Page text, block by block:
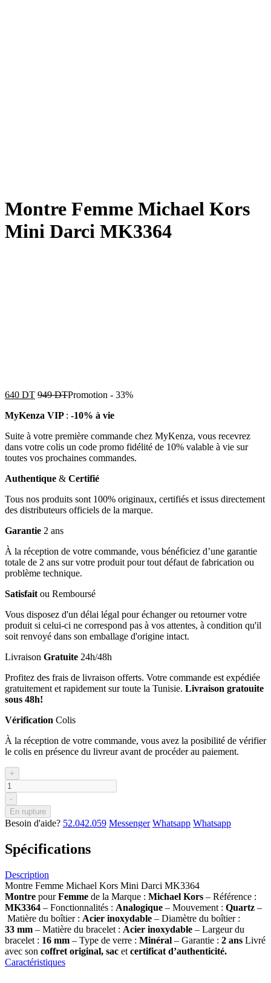
Montre Femme Michael Kors
Mini Darci MK3364
640 DT 949DTPromotion - 33%
MyKenza VIP : -10% à vie
Suite à votre première commande chez MyKenza, vous recevrez
dans votre colis un code promo fidélité de 10% valable à vie sur
toutes vos prochaines commandes.
Authentique & Certifié
Tous nos produits sont 100% originaux, certifiés et issus directement
des distributeurs officiels de la marque.
Garantie 2 ans
À la réception de votre commande, vous bénéficiez d’une garantie
totale de 2 ans sur votre produit pour tout défaut de fabrication ou
problème technique.
Satisfait ou Remboursé
Vous disposez d'un délai légal pour échanger ou retourner votre
produit si celui-ci ne correspond pas à vos attentes, à condition qu'il
soit renvoyé dans son emballage d'origine intact.
Livraison Gratuite 24h/48h
Profitez des frais de livraison offerts. Votre commande est expédiée
gratuitement et rapidement sur toute la Tunisie. Livraison gratouite
sous 48h!
Vérification Colis
À la réception de votre commande, vous avez la posibilité de vérifier
le colis en présence du livreur avant de procéder au paiement.
+
-
En rupture
Besoin d'aide? 52.042.059 Messenger Whatsapp Whatsapp
Spécifications
Description
Montre Femme Michael Kors Mini Darci MK3364
Montre pourFemme de la Marque : Michael Kors – Référence :
MK3364 – Fonctionnalités : Analogique – Mouvement : Quartz –
Matière du boîtier : Acier inoxydable – Diamètre du boîtier :
33 mm – Matière du bracelet : Acier inoxydable – Largeur du
bracelet : 16 mm – Type de verre : Minéral – Garantie : 2 ans Livré
avec son coffret original, sac et certificat d’authenticité.
Caractéristiques